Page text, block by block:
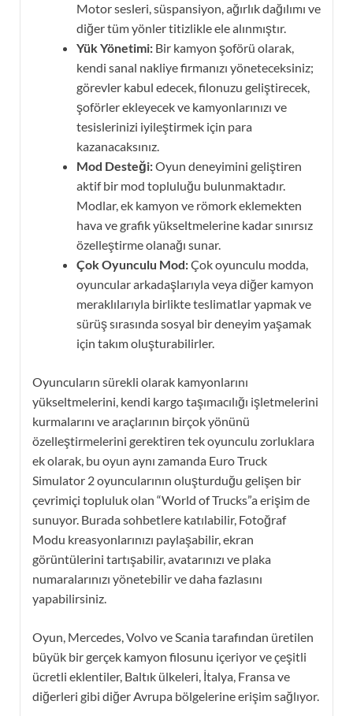
Motor sesleri, süspansiyon, ağırlık dağılımı ve
diğer tüm yönler titizlikle ele alınmıştır.
Yük Yönetimi: Bir kamyon şoförü olarak,
kendi sanal nakliye firmanızı yöneteceksiniz;
görevler kabul edecek, filonuzu geliştirecek,
şoförler ekleyecek ve kamyonlarınızı ve
tesislerinizi iyileştirmek için para
kazanacaksınız.
Mod Desteği:Oyun deneyimini geliştiren
aktif bir mod topluluğu bulunmaktadır.
Modlar, ek kamyon ve römork eklemekten
hava ve grafik yükseltmelerine kadar sınırsız
özelleştirme olanağı sunar.
Çok Oyunculu Mod:Çok oyunculu modda,
oyuncular arkadaşlarıyla veya diğer kamyon
meraklılarıyla birlikte teslimatlar yapmak ve
sürüş sırasında sosyal bir deneyim yaşamak
için takım oluşturabilirler.
Oyuncuların sürekli olarak kamyonlarını
yükseltmelerini, kendi kargo taşımacılığı işletmelerini
kurmalarını ve araçlarının birçok yönünü
özelleştirmelerini gerektiren tek oyunculu zorluklara
ek olarak, bu oyun aynı zamanda Euro Truck
Simulator 2 oyuncularının oluşturduğu gelişen bir
çevrimiçi topluluk olan “World of Trucks”a erişim de
sunuyor. Burada sohbetlere katılabilir, Fotoğraf
Modu kreasyonlarınızı paylaşabilir, ekran
görüntülerini tartışabilir, avatarınızı ve plaka
numaralarınızı yönetebilir ve daha fazlasını
yapabilirsiniz.
Oyun, Mercedes, Volvo ve Scania tarafından üretilen
büyük bir gerçek kamyon filosunu içeriyor ve çeşitli
ücretli eklentiler, Baltık ülkeleri, İtalya, Fransa ve
diğerleri gibi diğer Avrupa bölgelerine erişim sağlıyor.